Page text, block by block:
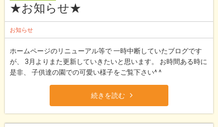
★お知らせ★
お知らせ
ホームページのリニューアル等で 一時中断していたブログです
が、 3月よりまた更新していきたいと思います。 お時間ある時に
是非、 子供達の園での可愛い様子をご覧下さい^ ^
続きを読む